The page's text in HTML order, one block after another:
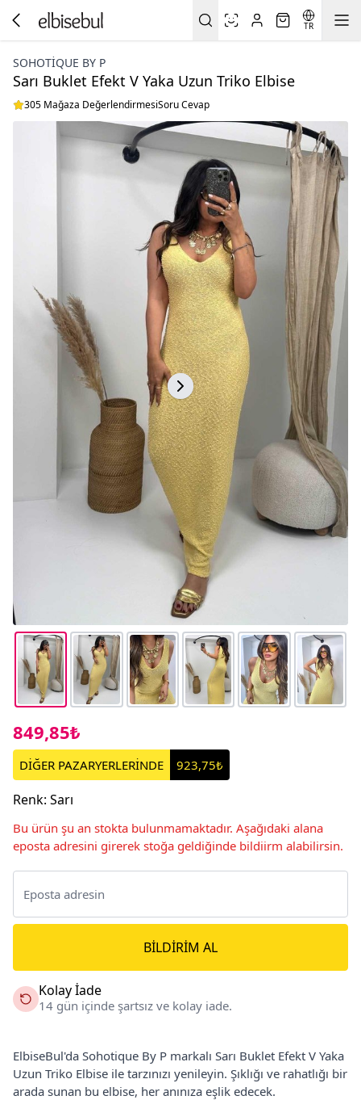
TR
SOHOTIQUE BY P
Sarı Buklet Efekt V Yaka Uzun Triko Elbise
305 Mağaza DeğerlendirmesiSoru Cevap
849,85₺
DİĞER PAZARYERLERİNDE 923,75₺
Renk: Sarı
Bu ürün şu an stokta bulunmamaktadır. Aşağıdaki alana
eposta adresini girerek stoğa geldiğinde bildiirm alabilirsin.
BILDIRIM AL
Kolay İade
14 gün içinde şartsız ve kolay iade.
ElbiseBul'da Sohotique By P markalı Sarı Buklet Efekt V Yaka
Uzun Triko Elbise ile tarzınızı yenileyin. Şıklığı ve rahatlığı bir
arada sunan bu elbise, her anınıza eşlik edecek.